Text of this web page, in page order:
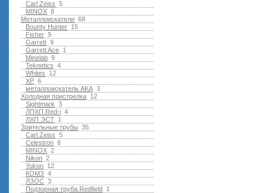
5
Carl Zeiss
8
MINOX
68
Металлоискатели
15
Bounty Hunter
9
Fisher
9
Garrett
1
Garrett Ace
9
Minelab
4
Teknetics
12
Whites
6
XP
3
металлоискатель AKA
12
Холодная пристрелка
3
Sightmark
4
ЛПХП Red-i
1
ЛХП ЭСТ
35
Зрительные трубы
5
Carl Zeiss
6
Celestron
2
MINOX
2
Nikon
12
Yukon
4
КОМЗ
3
ЛЗОС
1
Подзорная труба Redfield